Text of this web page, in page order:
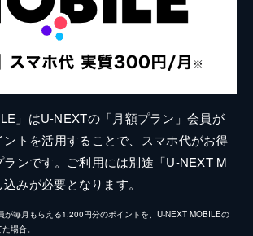
」はU-NEXTの「月額プラン」会員が
トを活用することで、スマホ代がお得
ンです。ご利用には別途「U-NEXT M
みが必要となります。
が毎月もらえる1,200円分のポイントを、U-NEXT MOBILEの
場合。